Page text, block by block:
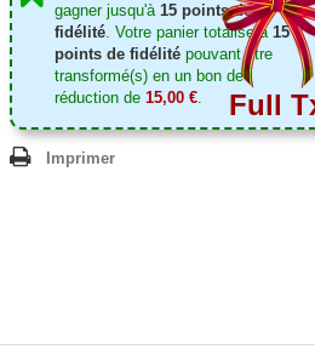
Full
gagner jusqu'à 15 points de
fidélité. Votre panier totalisera 15
points de fidélité pouvant être
transformé(s) en un bon de
réduction de 15,00 €.
Imprimer